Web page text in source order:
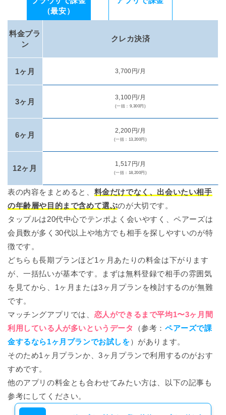
（最安）
料金プラ
ン
クレカ決済
1ヶ月 3,700円/月
3ヶ月 3,100円/月
(一括：9,300円)
6ヶ月 2,200円/月
(一括：13,200円)
12ヶ月 1,517円/月
(一括：18,200円)
表の内容をまとめると、 料金だけでなく、出会いたい相手
の年齢層や目的まで含めて選ぶのが大切です。
タップルは20代中心でテンポよく会いやすく、ペアーズは
会員数が多く30代以上や地方でも相手を探しやすいのが特
徴です。
どちらも長期プランほど1ヶ月あたりの料金は下がります
が、一括払いが基本です。まずは無料登録で相手の雰囲気
を見てから、1ヶ月または3ヶ月プランを検討するのが無難
です。
マッチングアプリでは、 恋人ができるまで平均1〜3ヶ月間
利用している人が多いというデータ
（参考：ペアーズで課
金するなら1ヶ月プランでお試しを）があります。
そのため1ヶ月プランか、3ヶ月プランで利用するのがおす
すめです。
他のアプリの料金とも合わせてみたい方は、以下の記事も
参考にしてください。